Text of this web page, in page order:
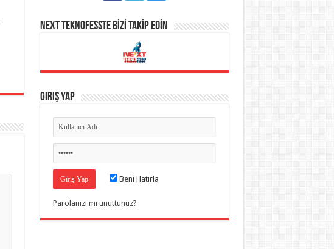
NEXT TEKNOFESSTE BİZİ TAKİP EDİN
Giriş Yap
Beni Hatırla
Parolanızı mı unuttunuz?